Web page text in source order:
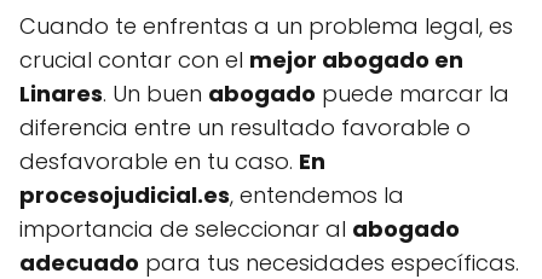
Cuando te enfrentas a un problema legal, es
crucial contar con el mejor abogado en
Linares. Un buen abogado puede marcar la
diferencia entre un resultado favorable o
desfavorable en tu caso. En
procesojudicial.es, entendemos la
importancia de seleccionar al abogado
adecuado para tus necesidades específicas.